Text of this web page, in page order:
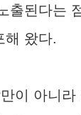
출된다는
해 왔다.
이 아니라